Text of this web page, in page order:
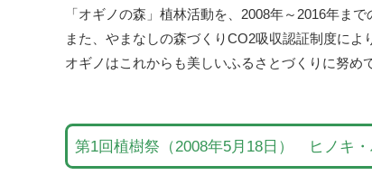
「オギノの森」植林活動を、2008年～2016年ま
また、やまなしの森づくりCO2吸収認証制度によ
オギノはこれからも美しいふるさとづくりに努め
第1回植樹祭（2008年5月18日） ヒノキ